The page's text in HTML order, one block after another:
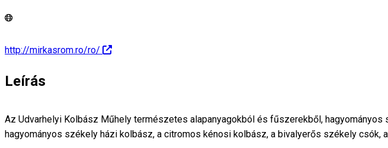
http://mirkasrom.ro/ro/
Leírás
Az Udvarhelyi Kolbász Műhely természetes alapanyagokból és fűszerekből,
hagyományos székely házi kolbász, a citromos kénosi kolbász, a bivalyerős székely